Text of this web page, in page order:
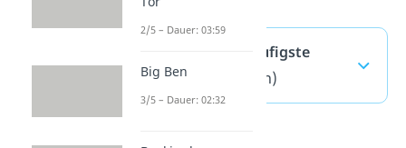
Atmosphäre — häufigste
Fragen (ausklappen)
2/5 – Dauer: 03:59
Big Ben
3/5 – Dauer: 02:32